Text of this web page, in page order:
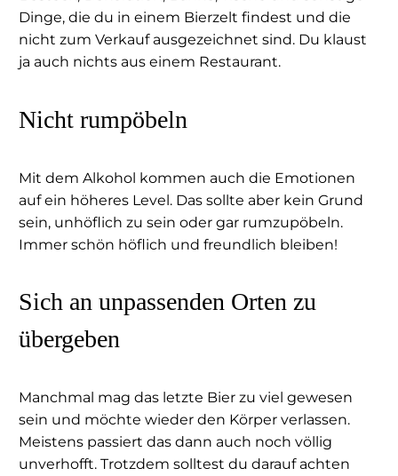
Dinge, die du in einem Bierzelt findest und die
nicht zum Verkauf ausgezeichnet sind. Du klaust
ja auch nichts aus einem Restaurant.
Nicht rumpöbeln
Mit dem Alkohol kommen auch die Emotionen
auf ein höheres Level. Das sollte aber kein Grund
sein, unhöflich zu sein oder gar rumzupöbeln.
Immer schön höflich und freundlich bleiben!
Sich an unpassenden Orten zu
übergeben
Manchmal mag das letzte Bier zu viel gewesen
sein und möchte wieder den Körper verlassen.
Meistens passiert das dann auch noch völlig
unverhofft. Trotzdem solltest du darauf achten